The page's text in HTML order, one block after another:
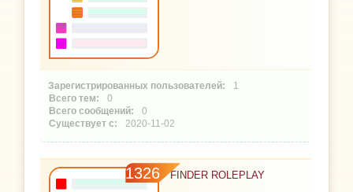
1
0
0
2020-11-02
1326 FINDER ROLEPLAY